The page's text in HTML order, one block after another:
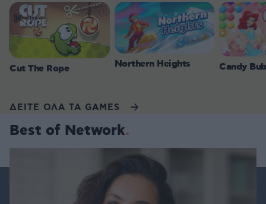
Cut The Rope Northern Heights Candy
ΔΕΙΤΕ ΟΛΑ ΤΑ GAMES
Best of Network